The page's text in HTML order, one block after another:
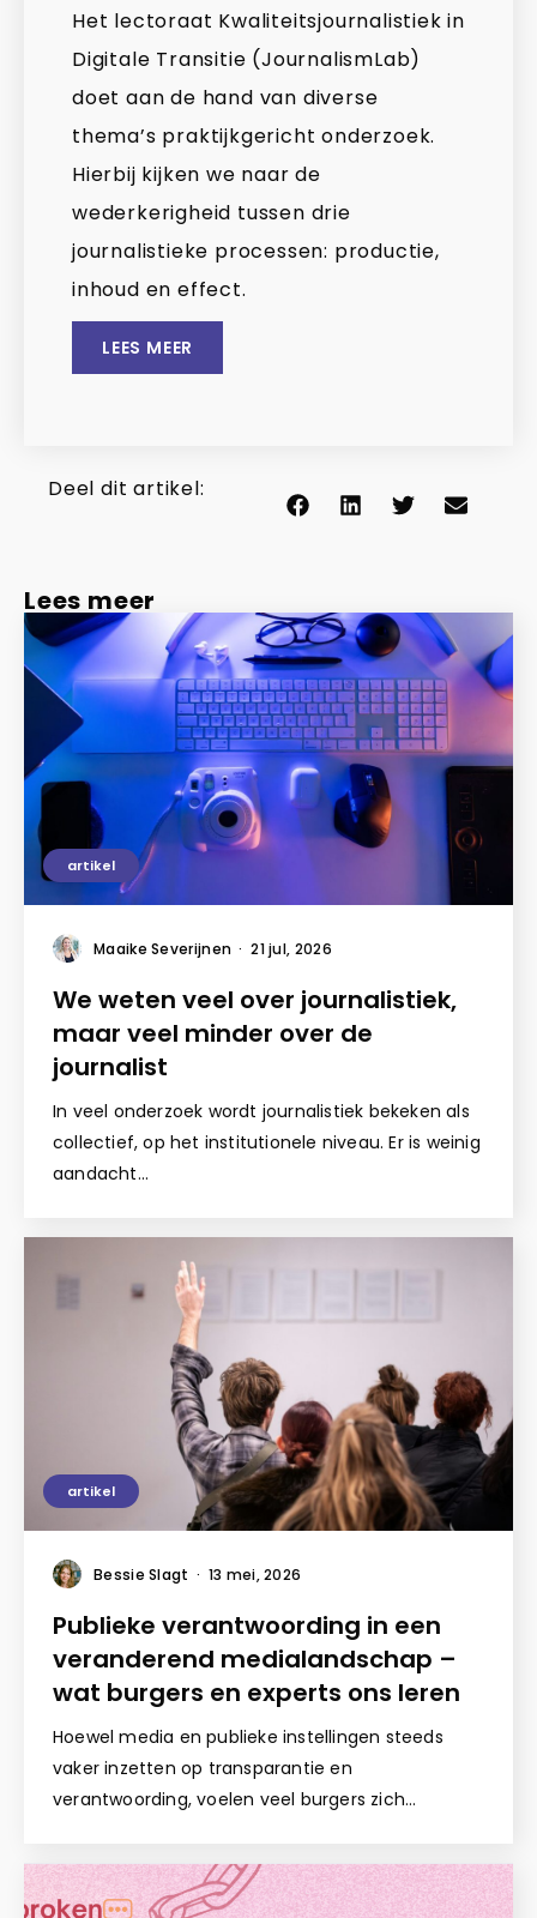
Het lectoraat Kwaliteitsjournalistiek in
Digitale Transitie (JournalismLab)
doet aan de hand van diverse
thema’s praktijkgericht onderzoek.
Hierbij kijken we naar de
wederkerigheid tussen drie
journalistieke processen: productie,
inhoud en effect.
LEES MEER
Deel dit artikel:
Lees meer
artikel
Maaike Severijnen · 21 jul, 2026
We weten veel over journalistiek,
maar veel minder over de
journalist
In veel onderzoek wordt journalistiek bekeken als
collectief, op het institutionele niveau. Er is weinig
aandacht…
artikel
Bessie Slagt · 13 mei, 2026
Publieke verantwoording in een
veranderend medialandschap –
wat burgers en experts ons leren
Hoewel media en publieke instellingen steeds
vaker inzetten op transparantie en
verantwoording, voelen veel burgers zich…